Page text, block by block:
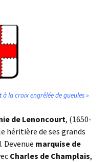
la croix engrêlée de gueules »
de Lenoncourt, (1650-
héritière de ses grands
marquise de
Charles de Champlais,